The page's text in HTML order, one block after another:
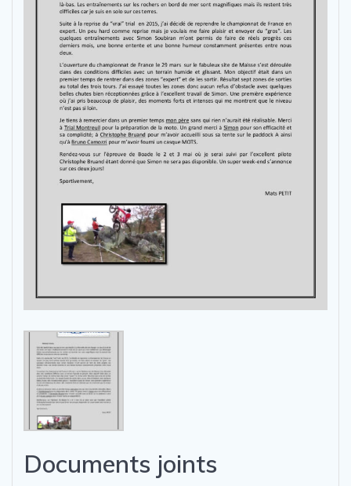
Documents joints